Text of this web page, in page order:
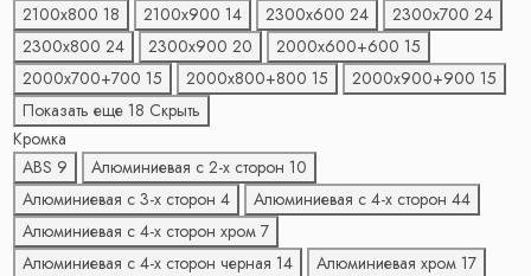
2100х800 18 2100х900 14 2300х600 24 2300х700 24
2300х800 24 2300х900 20 2000х600+600 15
2000х700+700 15 2000х800+800 15 2000х900+900 15
Показать еще 18 Скрыть
Кромка
ABS 9 Алюминиевая с 2-x сторон 10
Алюминиевая с 3-x сторон 4 Алюминиевая с 4-x сторон 44
Алюминиевая с 4-x сторон хром 7
Алюминиевая с 4-x сторон черная 14 Алюминиевая хром 17